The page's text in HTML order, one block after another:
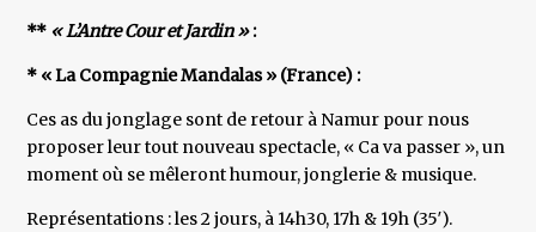
** « L’Antre Cour et Jardin »:
* « La Compagnie Mandalas » (France) :
Ces as du jonglage sont de retour à Namur pour nous
proposer leur tout nouveau spectacle, « Ca va passer », un
moment où se mêleront humour, jonglerie & musique.
Représentations : les 2 jours, à 14h30, 17h & 19h (35′).